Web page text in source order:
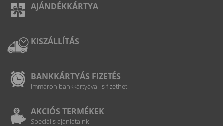
AJÁNDÉKKÁRTYA
KISZÁLLÍTÁS
BANKKÁRTYÁS FIZETÉS
Immáron bankkártyával is fizethet!
AKCIÓS TERMÉKEK
Speciális ajánlataink